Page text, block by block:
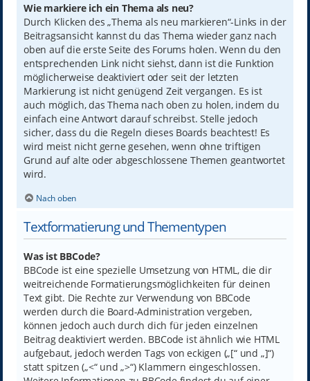
Wie markiere ich ein Thema als neu?
Durch Klicken des „Thema als neu markieren“-Links in der
Beitragsansicht kannst du das Thema wieder ganz nach
oben auf die erste Seite des Forums holen. Wenn du den
entsprechenden Link nicht siehst, dann ist die Funktion
möglicherweise deaktiviert oder seit der letzten
Markierung ist nicht genügend Zeit vergangen. Es ist
auch möglich, das Thema nach oben zu holen, indem du
einfach eine Antwort darauf schreibst. Stelle jedoch
sicher, dass du die Regeln dieses Boards beachtest! Es
wird meist nicht gerne gesehen, wenn ohne triftigen
Grund auf alte oder abgeschlossene Themen geantwortet
wird.
Nach oben
Textformatierung und Thementypen
Was ist BBCode?
BBCode ist eine spezielle Umsetzung von HTML, die dir
weitreichende Formatierungsmöglichkeiten für deinen
Text gibt. Die Rechte zur Verwendung von BBCode
werden durch die Board-Administration vergeben,
können jedoch auch durch dich für jeden einzelnen
Beitrag deaktiviert werden. BBCode ist ähnlich wie HTML
aufgebaut, jedoch werden Tags von eckigen („[“ und „]“)
statt spitzen („<“ und „>“) Klammern eingeschlossen.